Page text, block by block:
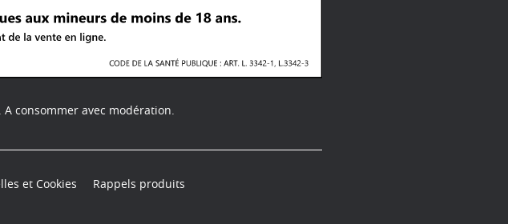
A consommer avec modération.
et Cookies Rappels produits